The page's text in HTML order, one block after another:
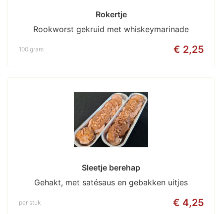
Rokertje
Rookworst gekruid met whiskeymarinade
€ 2,25
100 gram
Sleetje berehap
Gehakt, met satésaus en gebakken uitjes
€ 4,25
per stuk